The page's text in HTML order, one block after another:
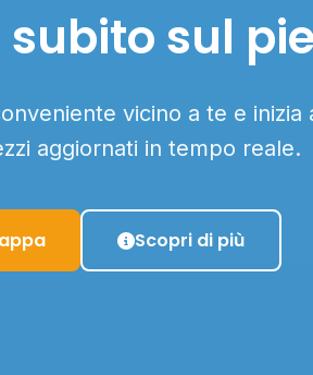
sul
vicino a te e inizia
aggiornati in tempo reale.
Scopri di più